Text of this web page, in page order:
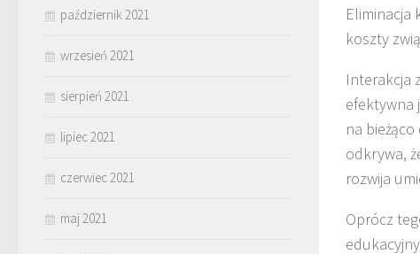
Eliminacja
koszty
Interakcja
efektywna
na
odkrywa,
rozwija
Oprócz
październik 2021
wrzesień 2021
sierpień 2021
lipiec 2021
czerwiec 2021
maj 2021